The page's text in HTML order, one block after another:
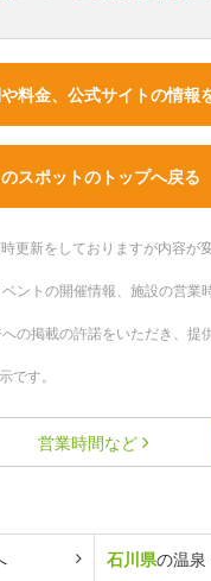
料金、公式サイトの情報
スポットのトップへ戻る
更新をしておりますが内容が
ントの開催情報、施設の営業
の掲載の許諾をいただき、提
です。
営業時間など
石川県の温泉